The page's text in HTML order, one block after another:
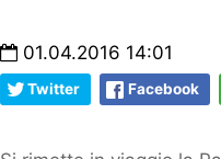
01.04.2016 14:01
Twitter Facebook